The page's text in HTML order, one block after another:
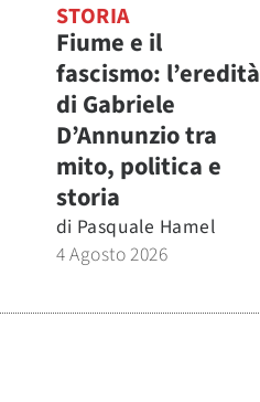
STORIA
Fiume e il
fascismo: l’eredità
di Gabriele
D’Annunzio tra
mito, politica e
storia
di Pasquale Hamel
4 Agosto 2026